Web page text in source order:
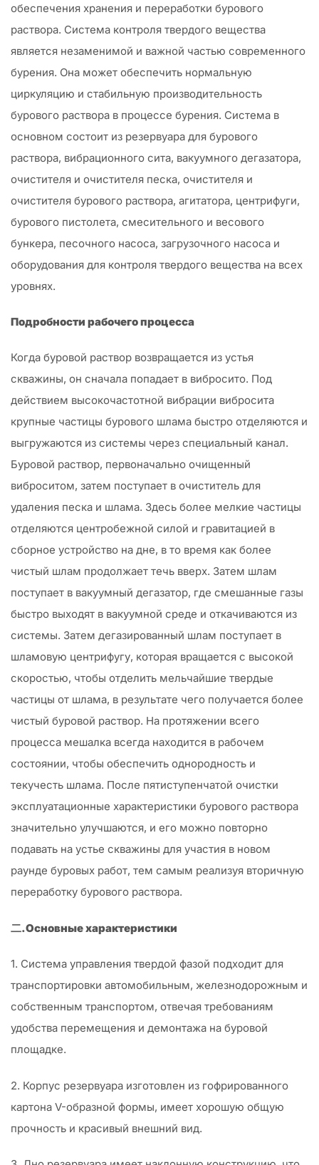
обеспечения хранения и переработки бурового
раствора. Система контроля твердого вещества
является незаменимой и важной частью современного
бурения. Она может обеспечить нормальную
циркуляцию и стабильную производительность
бурового раствора в процессе бурения. Система в
основном состоит из резервуара для бурового
раствора, вибрационного сита, вакуумного дегазатора,
очистителя и очистителя песка, очистителя и
очистителя бурового раствора, агитатора, центрифуги,
бурового пистолета, смесительного и весового
бункера, песочного насоса, загрузочного насоса и
оборудования для контроля твердого вещества на всех
уровнях.
Подробности рабочего процесса
Когда буровой раствор возвращается из устья
скважины, он сначала попадает в вибросито. Под
действием высокочастотной вибрации вибросита
крупные частицы бурового шлама быстро отделяются и
выгружаются из системы через специальный канал.
Буровой раствор, первоначально очищенный
виброситом, затем поступает в очиститель для
удаления песка и шлама. Здесь более мелкие частицы
отделяются центробежной силой и гравитацией в
сборное устройство на дне, в то время как более
чистый шлам продолжает течь вверх. Затем шлам
поступает в вакуумный дегазатор, где смешанные газы
быстро выходят в вакуумной среде и откачиваются из
системы. Затем дегазированный шлам поступает в
шламовую центрифугу, которая вращается с высокой
скоростью, чтобы отделить мельчайшие твердые
частицы от шлама, в результате чего получается более
чистый буровой раствор. На протяжении всего
процесса мешалка всегда находится в рабочем
состоянии, чтобы обеспечить однородность и
текучесть шлама. После пятиступенчатой очистки
эксплуатационные характеристики бурового раствора
значительно улучшаются, и его можно повторно
подавать на устье скважины для участия в новом
раунде буровых работ, тем самым реализуя вторичную
переработку бурового раствора.
二.Основные характеристики
1. Система управления твердой фазой подходит для
транспортировки автомобильным, железнодорожным и
собственным транспортом, отвечая требованиям
удобства перемещения и демонтажа на буровой
площадке.
2. Корпус резервуара изготовлен из гофрированного
картона V-образной формы, имеет хорошую общую
прочность и красивый внешний вид.